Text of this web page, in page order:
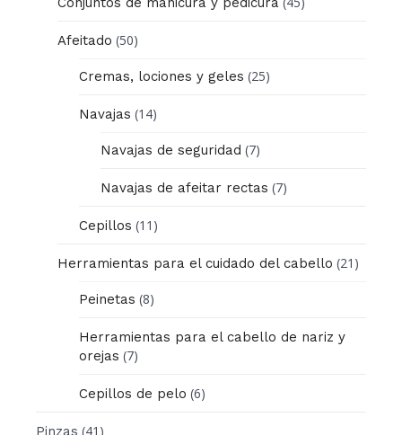
Afeitado (50)
Cremas, lociones y geles (25)
Navajas (14)
Navajas de seguridad (7)
Navajas de afeitar rectas (7)
Cepillos (11)
Herramientas para el cuidado del cabello (21)
Peinetas (8)
Herramientas para el cabello de nariz y
orejas (7)
Cepillos de pelo (6)
Pinzas (41)